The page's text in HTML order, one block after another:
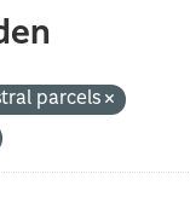
parcels